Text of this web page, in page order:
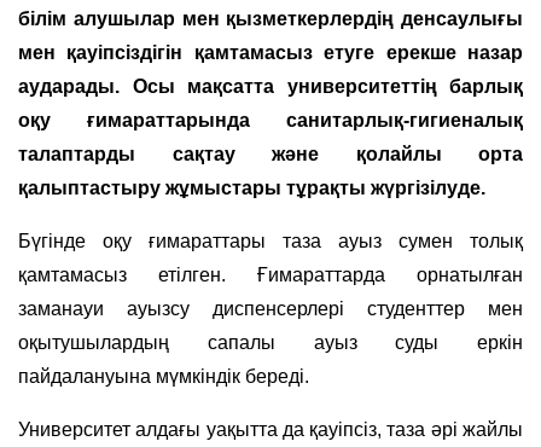
білім алушылар мен қызметкерлердің денсаулығы
мен қауіпсіздігін қамтамасыз етуге ерекше назар
аударады. Осы мақсатта университеттің барлық
оқу ғимараттарында санитарлық-гигиеналық
талаптарды сақтау және қолайлы орта
қалыптастыру жұмыстары тұрақты жүргізілуде.
Бүгінде оқу ғимараттары таза ауыз сумен толық
қамтамасыз етілген. Ғимараттарда орнатылған
заманауи ауызсу диспенсерлері студенттер мен
оқытушылардың сапалы ауыз суды еркін
пайдалануына мүмкіндік береді.
Университет алдағы уақытта да қауіпсіз, таза әрі жайлы